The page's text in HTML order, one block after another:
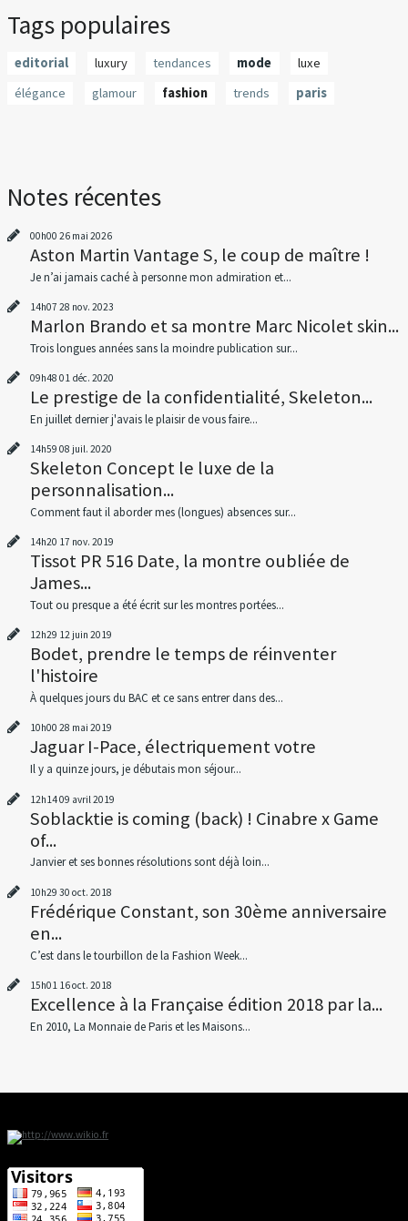
Tags populaires
editorial luxury tendances mode
luxe
élégance
glamour fashion trends paris
Notes récentes
00h00 26 mai 2026
Aston Martin Vantage S, le coup de maître !
Je n’ai jamais caché à personne mon admiration et...
14h07 28 nov. 2023
Marlon Brando et sa montre Marc Nicolet skin...
Trois longues années sans la moindre publication sur...
09h48 01 déc. 2020
Le prestige de la confidentialité, Skeleton...
En juillet dernier j'avais le plaisir de vous faire...
14h59 08 juil. 2020
Skeleton Concept le luxe de la
personnalisation...
Comment faut il aborder mes (longues) absences sur...
14h20 17 nov. 2019
Tissot PR 516 Date, la montre oubliée de
James...
Tout ou presque a été écrit sur les montres portées...
12h29 12 juin 2019
Bodet, prendre le temps de réinventer
l'histoire
À quelques jours du BAC et ce sans entrer dans des...
10h00 28 mai 2019
Jaguar I-Pace, électriquement votre
Il y a quinze jours, je débutais mon séjour...
12h1409 avril 2019
Soblacktie is coming (back) ! Cinabre x Game
of...
Janvier et ses bonnes résolutions sont déjà loin...
10h29 30 oct. 2018
Frédérique Constant, son 30ème anniversaire
en...
C’est dans le tourbillon de la Fashion Week...
15h01 16oct. 2018
Excellence à la Française édition 2018 par la...
En 2010, La Monnaie de Paris et les Maisons...